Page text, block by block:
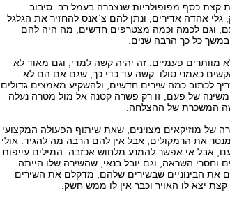
קצת כסף מפופולריות שנצברה בעמל רב. סיבוב
אהדה אדירים, ונתן להם צ`אנס להחזיר את הגלגל
וגם לכמה וכמה מצטרפים חדשים, מה היה להם
כל כך הרבה שנים.
מוותרים פעמיים. זה יהיה קשה למדי, וגם מאוד לא
כאמני סולו. קשה עד כדי כך, שגם אם הם לא
לכתוב כמה שירים חדשים, ולהשקיע מאמצים גדולים
של פעם, זו רק פשרה קטנה אל מול מטרה נעלה
המשכרת של ההצלחה.
של מוזיקאים מצוינים, שאת שיתוף הפעולה המקצועי
את הרמקולים, אבל אין להם הרבה מה להגיד. אולי
אבל אי אפשר להמנע מלחוש אכזבה. המילים עייפות
וחסרי השראה, וגם יובל בנאי, שהשירה שלו הייתה
את הבינוניים שבשירים שלהם, מדקלם את השירים
יצא לו האויר וכבר אין לו ממש חשק.